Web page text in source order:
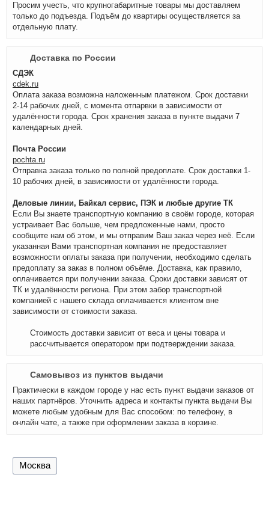
Просим учесть, что крупногабаритные товары мы доставляем
только до подъезда. Подъём до квартиры осуществляется за
отдельную плату.
Доставка по России
СДЭК
cdek.ru
Оплата заказа возможна наложенным платежом. Срок доставки
2-14 рабочих дней, с момента отпарвки в зависимости от
удалённости города. Срок хранения заказа в пункте выдачи 7
календарных дней.
Почта России
pochta.ru
Отправка заказа только по полной предоплате. Срок доставки 1-
10 рабочих дней, в зависимости от удалённости города.
Деловые линии, Байкал сервис, ПЭК и любые другие ТК
Если Вы знаете транспортную компанию в своём городе, которая
устраивает Вас больше, чем предложенные нами, просто
сообщите нам об этом, и мы отправим Ваш заказ через неё. Если
указанная Вами транспортная компания не предоставляет
возможности оплаты заказа при получении, необходимо сделать
предоплату за заказ в полном объёме. Доставка, как правило,
оплачивается при получении заказа. Сроки доставки зависят от
ТК и удалённости региона. При этом забор транспортной
компанией с нашего склада оплачивается клиентом вне
зависимости от стоимости заказа.
Стоимость доставки зависит от веса и цены товара и
рассчитывается оператором при подтверждении заказа.
Самовывоз из пунктов выдачи
Практически в каждом городе у нас есть пункт выдачи заказов от
наших партнёров. Уточнить адреса и контакты пункта выдачи Вы
можете любым удобным для Вас способом: по телефону, в
онлайн чате, а также при оформлении заказа в корзине.
Москва